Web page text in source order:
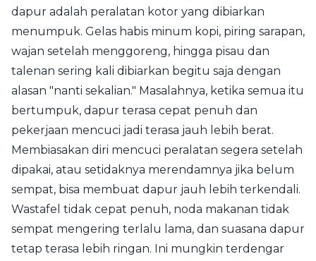
dapur adalah peralatan kotor yang dibiarkan
menumpuk. Gelas habis minum kopi, piring sarapan,
wajan setelah menggoreng, hingga pisau dan
talenan sering kali dibiarkan begitu saja dengan
alasan "nanti sekalian." Masalahnya, ketika semua itu
bertumpuk, dapur terasa cepat penuh dan
pekerjaan mencuci jadi terasa jauh lebih berat.
Membiasakan diri mencuci peralatan segera setelah
dipakai, atau setidaknya merendamnya jika belum
sempat, bisa membuat dapur jauh lebih terkendali.
Wastafel tidak cepat penuh, noda makanan tidak
sempat mengering terlalu lama, dan suasana dapur
tetap terasa lebih ringan. Ini mungkin terdengar